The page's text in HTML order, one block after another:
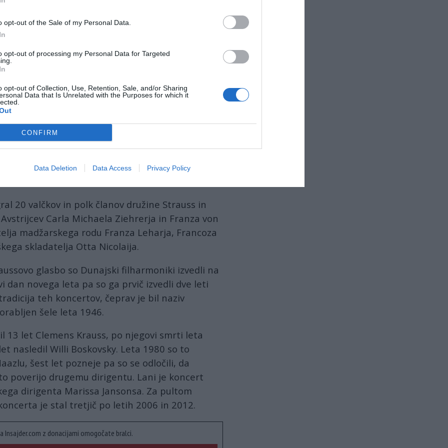
opt-out of the Sale of my Personal Data.
opt-out of processing my Personal Data for Targeted
opt-out of Collection, Use, Retention, Sale, and/or Sharing
Data that Is Unrelated with the Purposes for which it
CONFIRM
Data Deletion Data Access Privacy Policy
vodil prvič, z Dunajskimi filharmoniki
je z njimi sodeloval večkrat, med drugim leta
v parku Schönbrunn.
je šolal po priznanem venezuelskem glasbenem
izobraževalnem sistemu, ki omogoča
socialno ogroženim. Študiral je violino,
1999 je postal glasbeni direktor Simfoničnega
Losangeleške filharmonije, s katero je debutiral
sezone 2021/22. Debutiral je tudi že v
20 valčkov in polk članov družine Strauss in
Carla Michaela Ziehrerja in Franza von
madžarskega rodu Franza Leharja, Francoza
skladatelja Otta Nicolaija.
glasbo so Dunajski filharmoniki izvedli na
dan novega leta pa so ga prvič izvedli dve leti
teh koncertov, čeprav je bil naziv
šele leta 1946.
13 let Clemens Krauss, po njegovi smrti leta
nasledil Willi Boskovsky. Leta 1980 so to
šest let pozneje pa so se odločili, da
poverijo drugemu dirigentu. Lani je koncert
dirigenta Marissa Jansonsa. Za pultom
je stal tretjič po letih 2006 in 2012.
Insajder.com z donacijami omogočate bralci.